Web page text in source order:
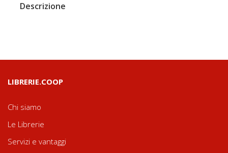
Descrizione
LIBRERIE.COOP
Chi siamo
Le Librerie
Servizi e vantaggi